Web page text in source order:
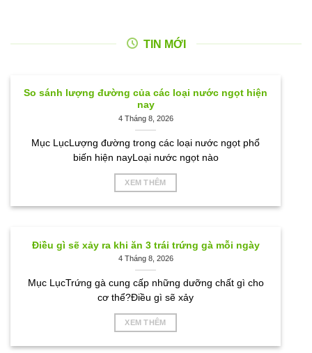
TIN MỚI
So sánh lượng đường của các loại nước ngọt hiện
nay
4 Tháng 8, 2026
Mục LụcLượng đường trong các loại nước ngọt phổ
biến hiện nayLoại nước ngọt nào
XEM THÊM
Điều gì sẽ xảy ra khi ăn 3 trái trứng gà mỗi ngày
4 Tháng 8, 2026
Mục LụcTrứng gà cung cấp những dưỡng chất gì cho
cơ thể?Điều gì sẽ xảy
XEM THÊM